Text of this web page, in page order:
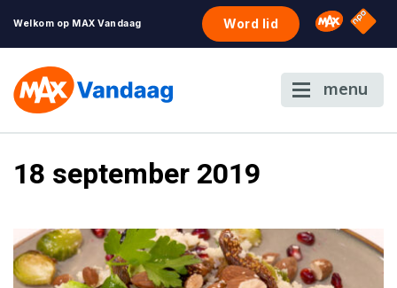
Welkom op MAX Vandaag Word lid Omroep
NPO
menu
18 september 2019